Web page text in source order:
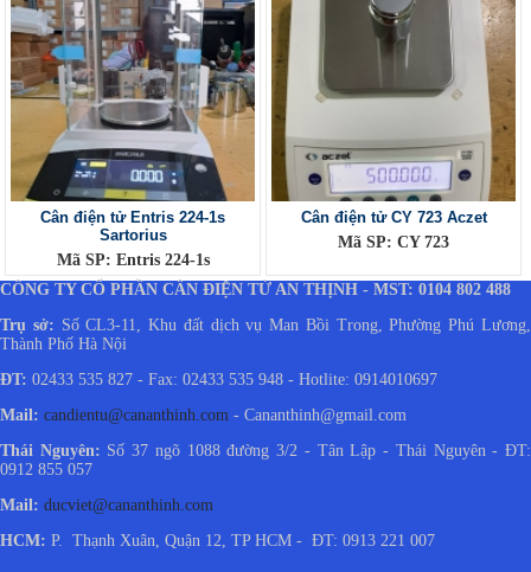
Cân điện tử Entris 224-1s
Sartorius
Mã SP: Entris 224-1s
Cân điện tử CY 723 Aczet
Mã SP: CY 723
CÔNG TY CỔ PHẦN CÂN ĐIỆN TỬ AN THỊNH - MST: 0104 802 488
Trụ sở: Số CL3-11, Khu đất dịch vụ Man Bồi Trong, Phường Phú Lương,
Thành Phố Hà Nội
ĐT: 02433 535 827 - Fax: 02433 535 948 - Hotlite: 0914010697
Mail: candientu@cananthinh.com - Cananthinh@gmail.com
Thái Nguyên: Số 37 ngõ 1088 đường 3/2 - Tân Lập - Thái Nguyên - ĐT:
0912 855 057
Mail: ducviet@cananthinh.com
HCM: P. Thạnh Xuân, Quận 12, TP HCM - ĐT: 0913 221 007